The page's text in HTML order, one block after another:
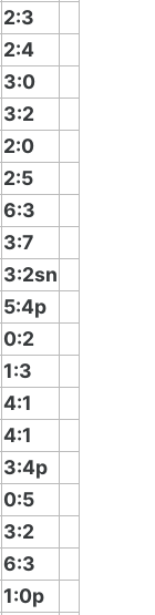
2:3
2:4
3:0
3:2
2:0
2:5
6:3
3:7
3:2sn
5:4p
0:2
1:3
4:1
4:1
3:4p
0:5
3:2
6:3
1:0p